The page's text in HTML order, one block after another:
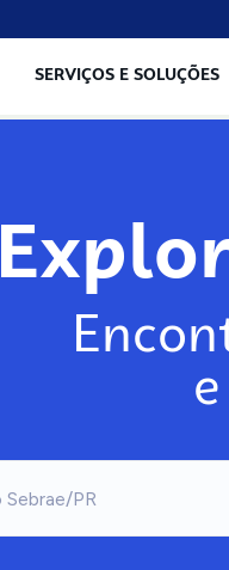
SERVIÇOS E SOLUÇÕES